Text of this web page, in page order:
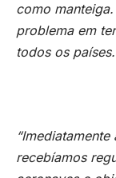
como
problema em
todos os
recebíamos